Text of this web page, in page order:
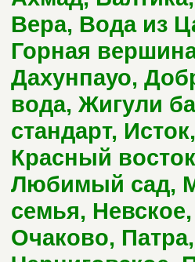
Вера, Вода из
Горная
Дахунпауо,
вода, Жигули
стандарт,
Красный
Любимый сад,
семья,
Очаково,